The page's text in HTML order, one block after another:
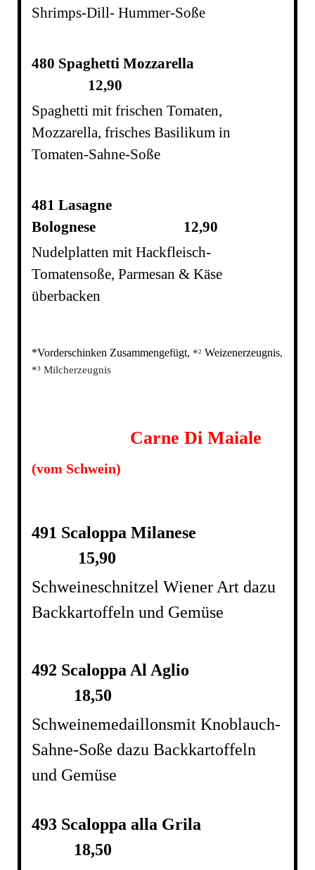
Shrimps-Dill- Hummer-Soße
480 Spaghetti Mozzarella
12,90
Spaghettimit frischen Tomaten,
Mozzarella, frisches Basilikum in
Tomaten-Sahne-Soße
481 Lasagne
Bolognese
12,90
Nudelplatten mit Hackfleisch-
Tomatensoße, Parmesan & Käse
überbacken
*Vorderschinken Zusammengefügt, *² Weizenerzeugnis,
*³ Milcherzeugnis
Carne Di Maiale
(vom Schwein)
491 Scaloppa Milanese
15,90
Schweineschnitzel Wiener Art dazu
Backkartoffeln und Gemüse
492 Scaloppa Al Aglio
18,50
Schweinemedaillonsmit Knoblauch-
Sahne-Soße dazu Backkartoffeln
und Gemüse
493 Scaloppa alla Grila
18,50